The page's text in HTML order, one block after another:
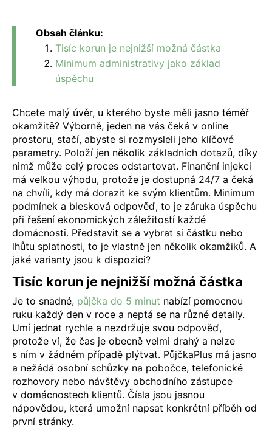
Obsah článku:
Tisíc korun je nejnižší možná částka
Minimum administrativy jako základ
úspěchu
Chcete malý úvěr, u kterého byste měli jasno téměř
okamžitě? Výborně, jeden na vás čeká v online
prostoru, stačí, abyste si rozmysleli jeho klíčové
parametry. Položí jen několik základních dotazů, díky
nimž může celý proces odstartovat. Finanční injekci
má velkou výhodu, protože je dostupná 24/7 a čeká
na chvíli, kdy má dorazit ke svým klientům. Minimum
podmínek a blesková odpověď, to je záruka úspěchu
při řešení ekonomických záležitostí každé
domácnosti. Představit se a vybrat si částku nebo
lhůtu splatnosti, to je vlastně jen několik okamžiků. A
jaké varianty jsou k dispozici?
Tisíc korun je nejnižší možná částka
Je to snadné, půjčka do 5 minut nabízí pomocnou
ruku každý den v roce a neptá se na různé detaily.
Umí jednat rychle a nezdržuje svou odpověď,
protože ví, že čas je obecně velmi drahý a nelze
s ním v žádném případě plýtvat. PůjčkaPlus má jasno
a nežádá osobní schůzky na pobočce, telefonické
rozhovory nebo návštěvy obchodního zástupce
v domácnostech klientů. Čísla jsou jasnou
nápovědou, která umožní napsat konkrétní příběh od
první stránky.